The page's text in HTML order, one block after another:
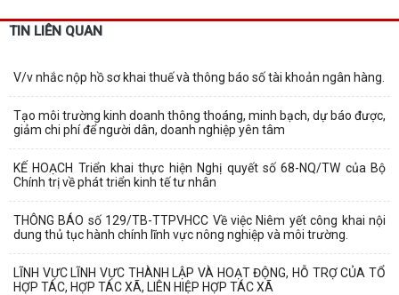
TIN LIÊN QUAN
V/v nhắc nộp hồ sơ khai thuế và thông báo số tài khoản ngân hàng.
Tạo môi trường kinh doanh thông thoáng, minh bạch, dự báo được,
giảm chi phí để người dân, doanh nghiệp yên tâm
KẾ HOẠCH Triển khai thực hiện Nghị quyết số 68-NQ/TW của Bộ
Chính trị về phát triển kinh tế tư nhân
THÔNG BÁO số 129/TB-TTPVHCC Về việc Niêm yết công khai nội
dung thủ tục hành chính lĩnh vực nông nghiệp và môi trường.
LĨNH VỰC LĨNH VỰC THÀNH LẬP VÀ HOẠT ĐỘNG, HỖ TRỢ CỦA TỔ
HỢP TÁC, HỢP TÁC XÃ, LIÊN HIỆP HỢP TÁC XÃ